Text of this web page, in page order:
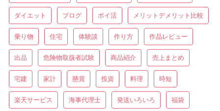
ダイエット ブログ ポイ活 メリットデメリット比較
乗り物 住宅 体験談 作り方 作品レビュー
出品 危険物取扱者試験 商品紹介 売上まとめ
宅建 家計 懸賞 投資 料理 時短
楽天サービス 海事代理士 発送いろいろ 福袋